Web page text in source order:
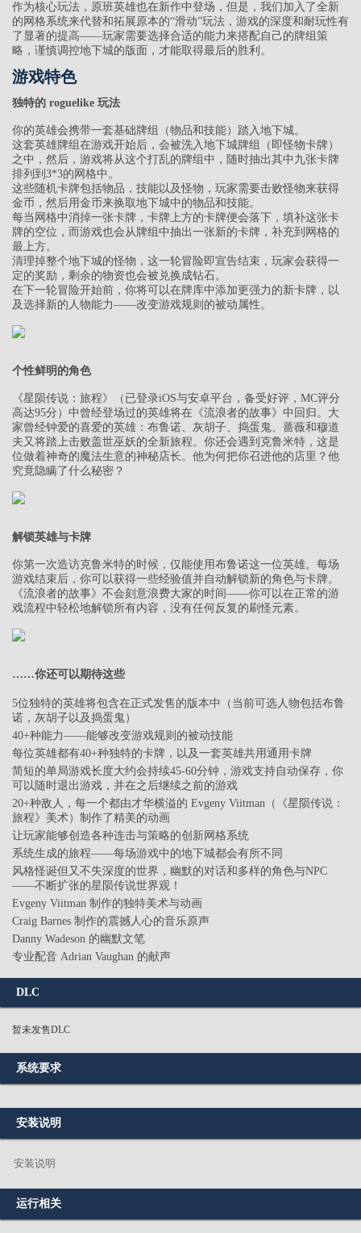
作为核心玩法，原班英雄也在新作中登场，但是，我们加入了全新
的网格系统来代替和拓展原本的“滑动”玩法，游戏的深度和耐玩性有
了显著的提高——玩家需要选择合适的能力来搭配自己的牌组策
略，谨慎调控地下城的版面，才能取得最后的胜利。
游戏特色
独特的 roguelike 玩法
你的英雄会携带一套基础牌组（物品和技能）踏入地下城。
这套英雄牌组在游戏开始后，会被洗入地下城牌组（即怪物卡牌）
之中，然后，游戏将从这个打乱的牌组中，随时抽出其中九张卡牌
排列到3*3的网格中。
这些随机卡牌包括物品，技能以及怪物，玩家需要击败怪物来获得
金币，然后用金币来换取地下城中的物品和技能。
每当网格中消掉一张卡牌，卡牌上方的卡牌便会落下，填补这张卡
牌的空位，而游戏也会从牌组中抽出一张新的卡牌，补充到网格的
最上方。
清理掉整个地下城的怪物，这一轮冒险即宣告结束，玩家会获得一
定的奖励，剩余的物资也会被兑换成钻石。
在下一轮冒险开始前，你将可以在牌库中添加更强力的新卡牌，以
及选择新的人物能力——改变游戏规则的被动属性。
个性鲜明的角色
《星陨传说：旅程》（已登录iOS与安卓平台，备受好评，MC评分
高达95分）中曾经登场过的英雄将在《流浪者的故事》中回归。大
家曾经钟爱的喜爱的英雄：布鲁诺、灰胡子、捣蛋鬼、蔷薇和穆道
夫又将踏上击败盖世巫妖的全新旅程。你还会遇到克鲁米特，这是
位做着神奇的魔法生意的神秘店长。他为何把你召进他的店里？他
究竟隐瞒了什么秘密？
解锁英雄与卡牌
你第一次造访克鲁米特的时候，仅能使用布鲁诺这一位英雄。每场
游戏结束后，你可以获得一些经验值并自动解锁新的角色与卡牌。
《流浪者的故事》不会刻意浪费大家的时间——你可以在正常的游
戏流程中轻松地解锁所有内容，没有任何反复的刷怪元素。
……你还可以期待这些
5位独特的英雄将包含在正式发售的版本中（当前可选人物包括布鲁
诺，灰胡子以及捣蛋鬼）
40+种能力——能够改变游戏规则的被动技能
每位英雄都有40+种独特的卡牌，以及一套英雄共用通用卡牌
简短的单局游戏长度大约会持续45-60分钟，游戏支持自动保存，你
可以随时退出游戏，并在之后继续之前的游戏
20+种敌人，每一个都由才华横溢的 Evgeny Viitman（《星陨传说：
旅程》美术）制作了精美的动画
让玩家能够创造各种连击与策略的创新网格系统
系统生成的旅程——每场游戏中的地下城都会有所不同
风格怪诞但又不失深度的世界，幽默的对话和多样的角色与NPC
——不断扩张的星陨传说世界观！
Evgeny Viitman 制作的独特美术与动画
Craig Barnes 制作的震撼人心的音乐原声
Danny Wadeson 的幽默文笔
专业配音 Adrian Vaughan 的献声
DLC
暂未发售DLC
系统要求
安装说明
安装说明
运行相关